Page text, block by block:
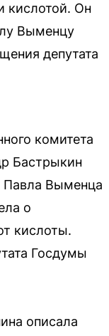
кислотой. Он
Выменцу
депутата
комитета
Бастрыкин
Павла Выменца
о
кислоты.
Госдумы
описала